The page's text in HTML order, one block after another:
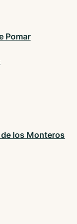
Pomar
los Monteros